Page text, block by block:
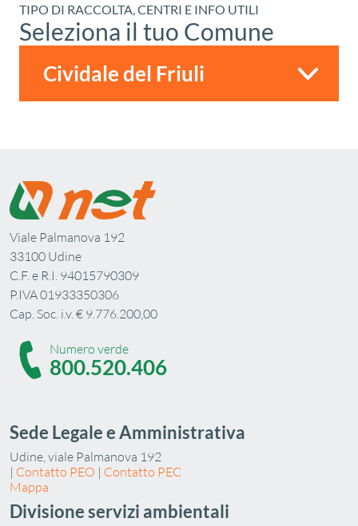
TIPO DI RACCOLTA, CENTRI E INFO UTILI
Seleziona il tuo Comune
Viale Palmanova 192
33100 Udine
C.F. e R.I. 94015790309
P.IVA 01933350306
Cap. Soc. i.v. € 9.776.200,00
Numero verde
800.520.406
Sede Legale e Amministrativa
Udine, viale Palmanova 192
| Contatto PEO | Contatto PEC
Mappa
Divisione servizi ambientali